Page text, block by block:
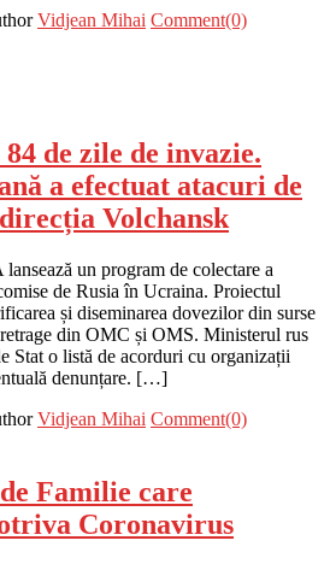
Vidjean Mihai Comment(0)
de zile de invazie.
a efectuat atacuri de
Volchansk
un program de colectare a
de Rusia în Ucraina. Proiectul
și diseminarea dovezilor din surse
retrage din OMC și OMS. Ministerul rus
Stat o listă de acorduri cu organizații
denunțare. […]
Vidjean Mihai Comment(0)
Familie care
Coronavirus